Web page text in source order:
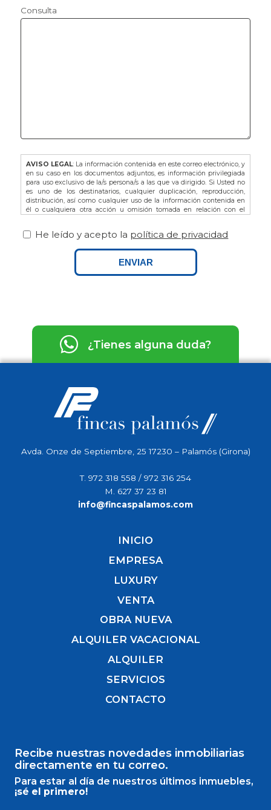
Consulta
AVISO LEGAL: La información contenida en este correo electrónico, y
en su caso en los documentos adjuntos, es información privilegiada
para uso exclusivo de la/s persona/s a las que va dirigido. Si Usted no
es uno de los destinatarios, cualquier duplicación, reproducción,
distribución, así como cualquier uso de la información contenida en
él o cualquiera otra acción u omisión tomada en relación con el
electrónico, así como de sus adjuntos si los hubiere.
De acuerdo con la L.O. 3/2018 de Protección de Datos de Carácter
Personal y Garantía de los Derechos Digitales, así como del
sus derechos dirigiéndose a FINCAS PALAMOS, domiciliada en AVDA.
He leído y acepto la política de privacidad
ENVIAR
¿Tienes alguna duda?
Avda. Onze de Septiembre, 25 17230 – Palamós (Girona)
T. 972 318 558 / 972 316 254
M. 627 37 23 81
info@fincaspalamos.com
INICIO
EMPRESA
LUXURY
VENTA
OBRA NUEVA
ALQUILER VACACIONAL
ALQUILER
SERVICIOS
CONTACTO
Recibe nuestras novedades inmobiliarias
directamente en tu correo.
Para estar al día de nuestros últimos inmuebles,
¡sé el primero!